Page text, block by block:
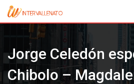
Skip
Jorge Celedón
Chibolo –